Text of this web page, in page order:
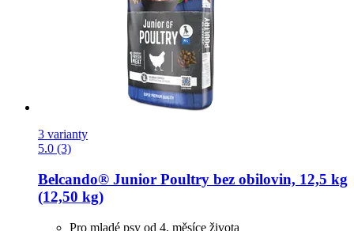
3 varianty
5.0 (3)
Belcando® Junior Poultry bez obilovin, 12,5 kg
(12,50 kg)
Pro mladé psy od 4. měsíce života